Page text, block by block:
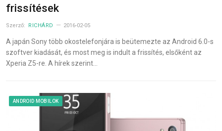
frissítések
Szerző: RICHÁRD 2016-02-05
A japán Sony több okostelefonjára is beütemezte az Android 6.0-s
szoftver kiadását, és most meg is indult a frissítés, elsőként az
Xperia Z5-re. A hírek szerint…
ANDROID MOBILOK